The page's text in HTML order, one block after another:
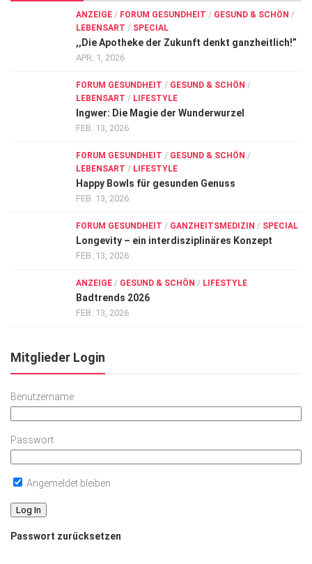
ANZEIGE / FORUM GESUNDHEIT / GESUND & SCHÖN /
LEBENSART / SPECIAL
,,Die Apotheke der Zukunft denkt ganzheitlich!”
APR. 1, 2026
FORUM GESUNDHEIT / GESUND & SCHÖN /
LEBENSART / LIFESTYLE
Ingwer: Die Magie der Wunderwurzel
FEB. 13, 2026
FORUM GESUNDHEIT / GESUND & SCHÖN /
LEBENSART / LIFESTYLE
Happy Bowls für gesunden Genuss
FEB. 13, 2026
FORUM GESUNDHEIT / GANZHEITSMEDIZIN / SPECIAL
Longevity – ein interdisziplinäres Konzept
FEB. 13, 2026
ANZEIGE / GESUND & SCHÖN / LIFESTYLE
Badtrends 2026
FEB. 13, 2026
Mitglieder Login
Benutzername
Passwort
Angemeldet bleiben
Passwort zurücksetzen